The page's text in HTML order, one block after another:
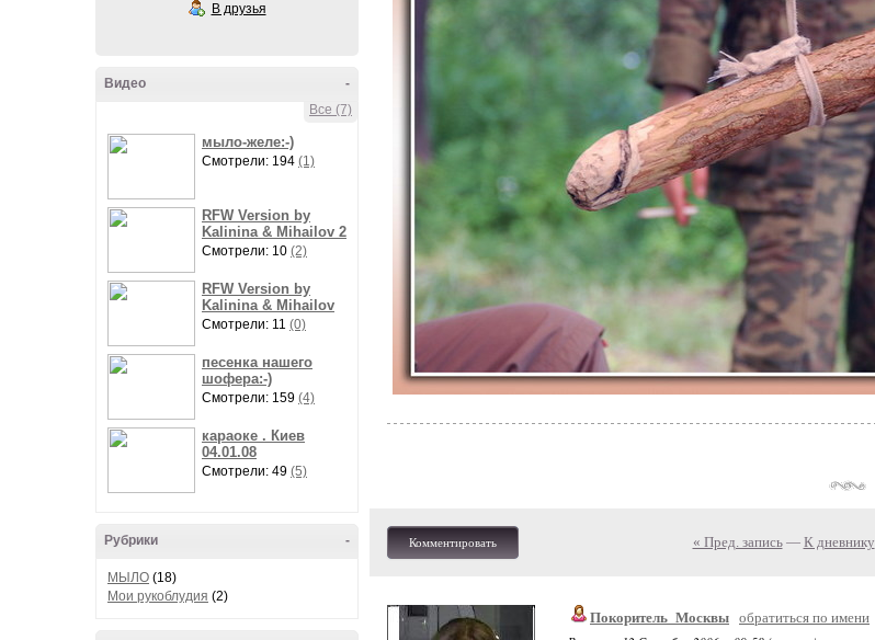
В друзья
-
Видео
Все (7)
мыло-желе:-)
Смотрели: 194 (1)
RFW Version by
Kalinina & Mihailov 2
Смотрели: 10 (2)
RFW Version by
Kalinina & Mihailov
Смотрели: 11 (0)
песенка нашего
шофера:-)
Смотрели: 159 (4)
караоке . Киев
04.01.08
Смотрели: 49 (5)
-
Рубрики
МЫЛО (18)
Мои рукоблудия (2)
Комментировать « Пред. запись— К дневнику
Покоритель_Москвы обратиться по имени